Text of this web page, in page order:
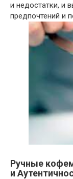
и недостатки, и
предпочтений и
Ручные
и